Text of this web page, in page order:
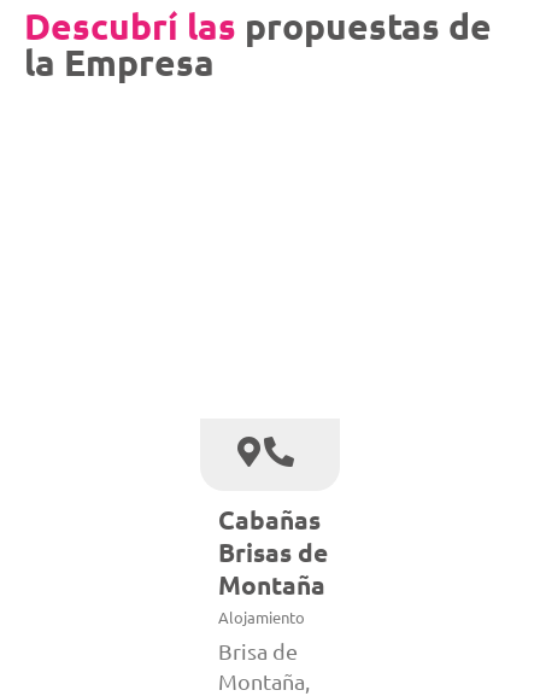
Descubrí las propuestas de
la Empresa
Cabañas
Brisas de
Montaña
Alojamiento
Brisa de
Montaña,